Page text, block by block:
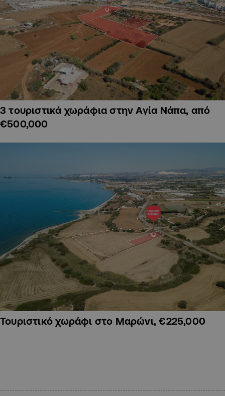
3 τουριστικά χωράφια στην Αγία Νάπα, από
€500,000
Τουριστικό χωράφι στο Μαρώνι, €225,000